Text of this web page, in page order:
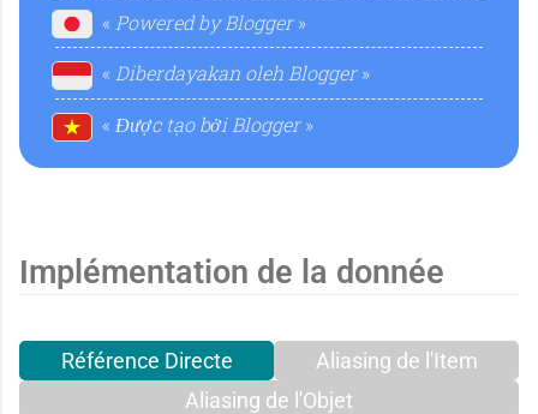
l
a
l
Powered by Blogger
Diberdayakan oleh Blogger
Được tạo bởi Blogger
Implémentation de la donnée
Référence Directe
Aliasing de l'Item
Aliasing de l'Objet